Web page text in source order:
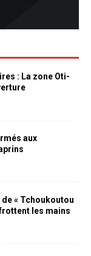
: La zone Oti-
aux
de « Tchoukoutou
les mains